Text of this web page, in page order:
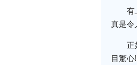
有
真是令
正
目驚